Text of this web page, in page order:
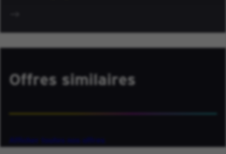
Offres similaires
Afficher toutes nos offres